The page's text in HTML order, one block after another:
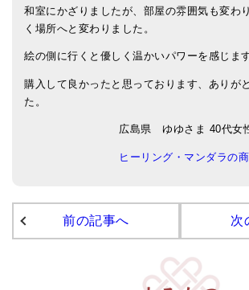
カートを見る
商品一覧
アマナマナのシンギングボウル
チベット・シンギングボウル
新・鍛造スペシャル
人気の3点セット
和室にかざりましたが、部屋の雰囲気も変わ
く場所へと変わりました。
絵の側に行くと優しく温かいパワーを感じます
購入して良かったと思っております、ありが
た。
広島県 ゆゆさま 40代女
ヒーリング・マンダラの
前の記事へ 次